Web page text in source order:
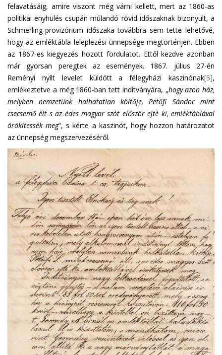
felavatásáig, amire viszont még várni kellett, mert az 1860-as
politikai enyhülés csupán múlandó rövid időszaknak bizonyult, a
Schmerling-provizórium időszaka továbbra sem tette lehetővé,
hogy az emléktábla leleplezési ünnepsége megtörténjen. Ebben
az 1867-es kiegyezés hozott fordulatot. Ettől kezdve azonban
már gyorsan peregtek az események. 1867. július 27-én
Reményi nyílt levelet küldött a félegyházi kaszinónak[5],
emlékeztetve a még 1860-ban tett indítványára, „hogy azon ház,
melyben nemzetünk halhatatlan költője, Petőfi Sándor mint
csecsemő élt s az édes magyar szót először ejté ki, emléktáblával
örökítessék meg”, s kérte a kaszinót, hogy hozzon határozatot
az ünnepség megszervezéséről.